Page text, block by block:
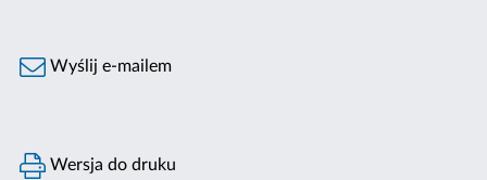
Wyślij e-mailem
Wersja do druku